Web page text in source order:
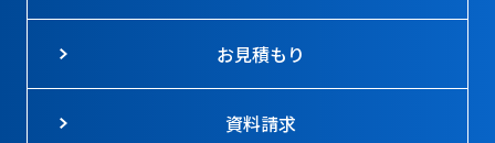
お見積もり
資料請求